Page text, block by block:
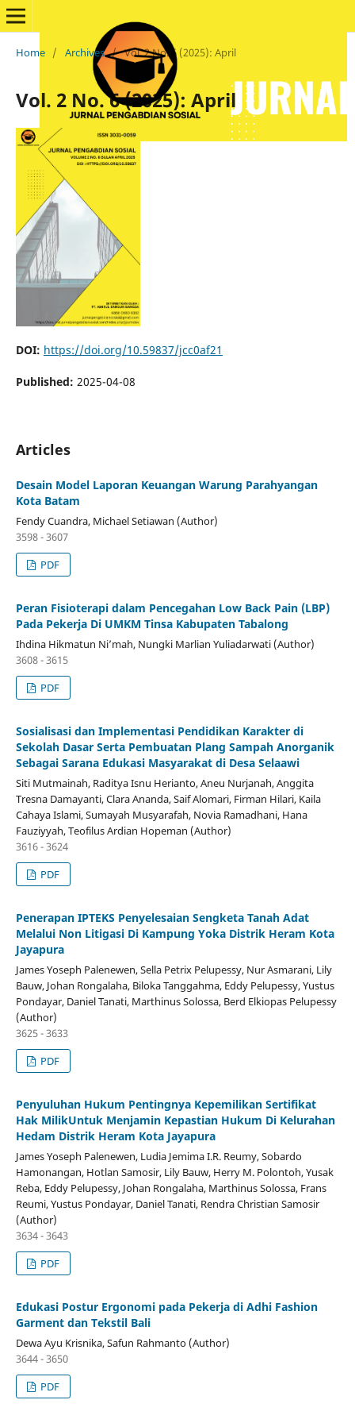
Home / Archives / Vol. 2 No. 6 (2025): April
Vol. 2 No. 6 (2025): April
DOI: https://doi.org/10.59837/jcc0af21
Published: 2025-04-08
Articles
Desain Model Laporan Keuangan Warung Parahyangan
Kota Batam
Fendy Cuandra, Michael Setiawan (Author)
3598 - 3607
PDF
Peran Fisioterapi dalam Pencegahan Low Back Pain (LBP)
Pada Pekerja Di UMKM Tinsa Kabupaten Tabalong
Ihdina Hikmatun Ni’mah, Nungki Marlian Yuliadarwati (Author)
3608 - 3615
PDF
Sosialisasi dan Implementasi Pendidikan Karakter di
Sekolah Dasar Serta Pembuatan Plang Sampah Anorganik
Sebagai Sarana Edukasi Masyarakat di Desa Selaawi
Siti Mutmainah, Raditya Isnu Herianto, Aneu Nurjanah, Anggita
Tresna Damayanti, Clara Ananda, Saif Alomari, Firman Hilari, Kaila
Cahaya Islami, Sumayah Musyarafah, Novia Ramadhani, Hana
Fauziyyah, Teofilus Ardian Hopeman (Author)
3616 - 3624
PDF
Penerapan IPTEKS Penyelesaian Sengketa Tanah Adat
Melalui Non Litigasi Di Kampung Yoka Distrik Heram Kota
Jayapura
James Yoseph Palenewen, Sella Petrix Pelupessy, Nur Asmarani, Lily
Bauw, Johan Rongalaha, Biloka Tanggahma, Eddy Pelupessy, Yustus
Pondayar, Daniel Tanati, Marthinus Solossa, Berd Elkiopas Pelupessy
(Author)
3625 - 3633
PDF
Penyuluhan Hukum Pentingnya Kepemilikan Sertifikat
Hak MilikUntuk Menjamin Kepastian Hukum Di Kelurahan
Hedam Distrik Heram Kota Jayapura
James Yoseph Palenewen, Ludia Jemima I.R. Reumy, Sobardo
Hamonangan, Hotlan Samosir, Lily Bauw, Herry M. Polontoh, Yusak
Reba, Eddy Pelupessy, Johan Rongalaha, Marthinus Solossa, Frans
Reumi, Yustus Pondayar, Daniel Tanati, Rendra Christian Samosir
(Author)
3634 - 3643
PDF
Edukasi Postur Ergonomi pada Pekerja di Adhi Fashion
Garment dan Tekstil Bali
Dewa Ayu Krisnika, Safun Rahmanto (Author)
3644 - 3650
PDF